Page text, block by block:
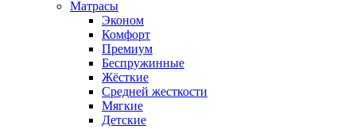
Матрасы
Эконом
Комфорт
Премиум
Беспружинные
Жёсткие
Средней жесткости
Мягкие
Детские